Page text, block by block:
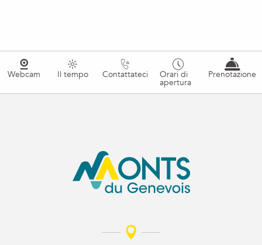
Webcam Il tempo Contattateci Orari di
apertura
Prenotazione